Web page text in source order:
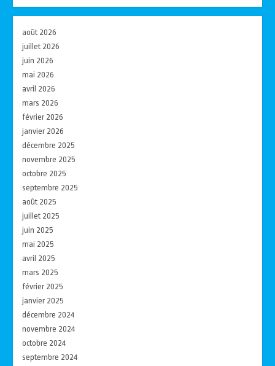
août 2026
juillet 2026
juin 2026
mai 2026
avril 2026
mars 2026
février 2026
janvier 2026
décembre 2025
novembre 2025
octobre 2025
septembre 2025
août 2025
juillet 2025
juin 2025
mai 2025
avril 2025
mars 2025
février 2025
janvier 2025
décembre 2024
novembre 2024
octobre 2024
septembre 2024